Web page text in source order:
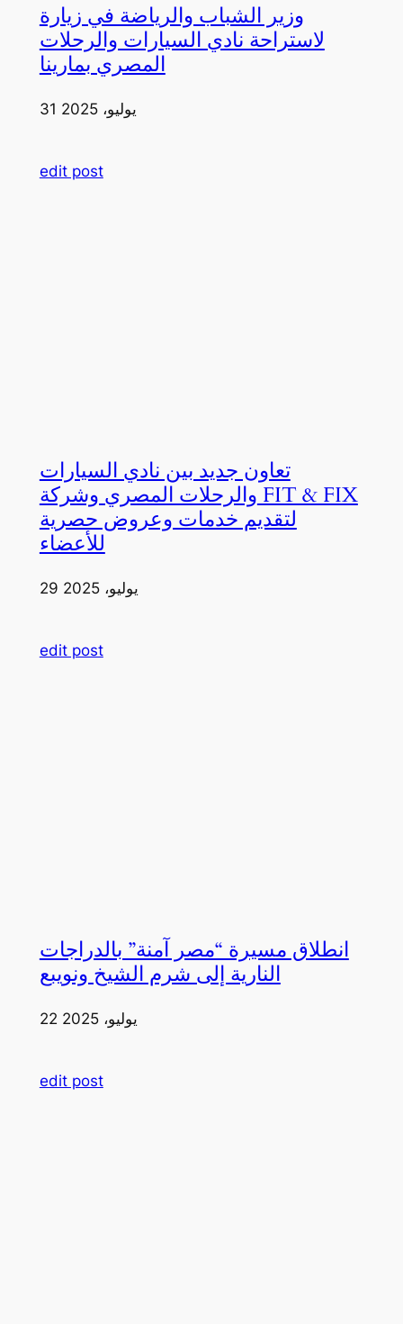
وزير الشباب والرياضة في زيارة
لاستراحة نادي السيارات والرحلات
المصري بمارينا
31 يوليو، 2025
edit post
تعاون جديد بين نادي السيارات
والرحلات المصري وشركة FIT & FIX
لتقديم خدمات وعروض حصرية
للأعضاء
29 يوليو، 2025
edit post
انطلاق مسيرة “مصر آمنة” بالدراجات
النارية إلى شرم الشيخ ونويبع
22 يوليو، 2025
edit post